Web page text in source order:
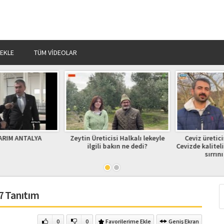
TÜM VIDEOLAR
ANTALYA
Zeytin Üreticisi Halkalı lekeyle
ilgili bakın ne dedi?
Ceviz
Cevizde kaliteli
sırrını
Tanıtım
0 0 Favorilerime Ekle Geniş Ekran